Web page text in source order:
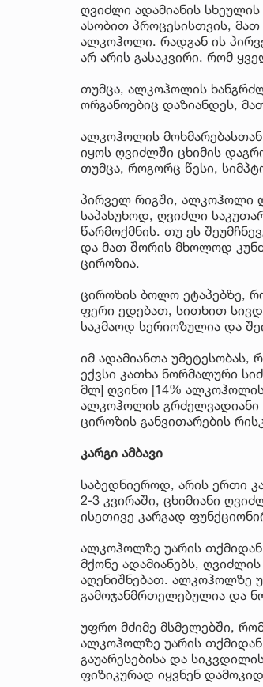
ღვიძლი ადამიანის
ასობით პროცესისთვის,
ალკოჰოლი. რადგან ის
არ არის გასაკვირი, რომ
თუმცა, ალკოჰოლის
ორგანოებიც დაზიანდეს,
ალკოჰოლის
იყოს ღვიძლში ცხიმის
თუმცა, როგორც წესი,
პირველ რიგში, ალკოჰოლი
საპასუხოდ, ღვიძლი
წარმოქმნის. თუ ეს
და მათ შორის მხოლოდ
ციროზია.
ციროზის ბოლო ეტაპებზე,
ფერი ედებათ, სითხით
საკმაოდ სერიოზულია და
იმ ადამიანთა
ექვსი კათხა ნორმალური
მლ] ღვინო [14%
ალკოჰოლის გრძელვადიანი
ციროზის განვითარების
კარგი ამბავი
საბედნიეროდ, არის ერთი
2-3 კვირაში, ცხიმიანი
ისეთივე კარგად
ალკოჰოლზე უარის თქმიდან
მქონე ადამიანებს,
აღენიშნებათ. ალკოჰოლზე
გამოჯანმრთელებულია და
უფრო მძიმე მსმელებში,
ალკოჰოლზე უარის
გაუარესებისა და
ფიზიკურად იყვნენ